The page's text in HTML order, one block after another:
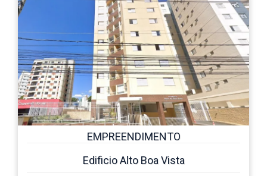
EMPREENDIMENTO
Edificio Alto Boa Vista